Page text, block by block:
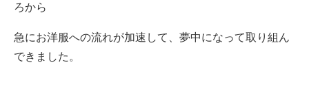
ろから
急にお洋服への流れが加速して、夢中になって取り組ん
できました。